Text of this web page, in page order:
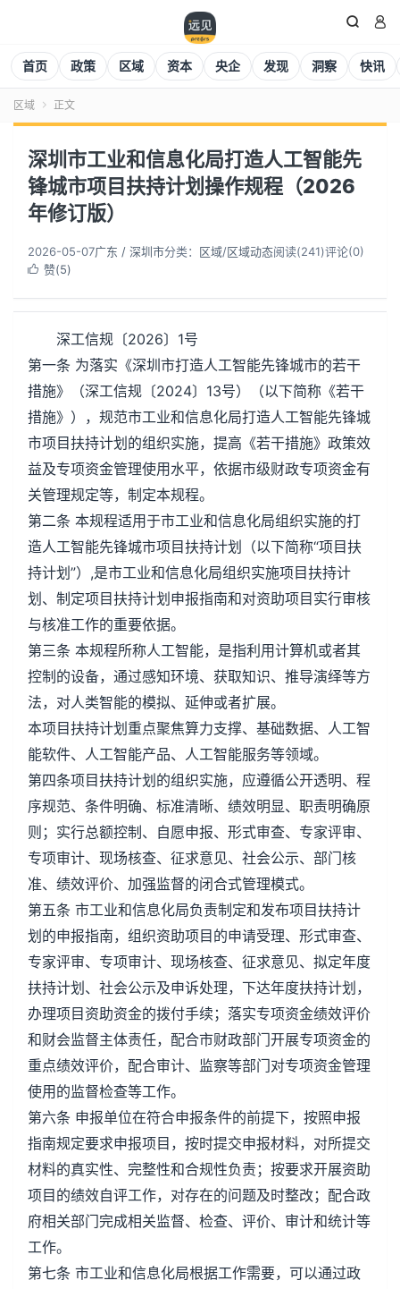
 
首页 政策 区域 资本 央企 发现 洞察 快讯
区域  正文
深圳市工业和信息化局打造人工智能先
锋城市项目扶持计划操作规程（2026
年修订版）
2026-05-07广东 / 深圳市分类： 区域/区域动态阅读(241)评论(0)
 赞(5)
深工信规〔2026〕1号
第一条 为落实《深圳市打造人工智能先锋城市的若干
措施》（深工信规〔2024〕13号）（以下简称《若干
措施》），规范市工业和信息化局打造人工智能先锋城
市项目扶持计划的组织实施，提高《若干措施》政策效
益及专项资金管理使用水平，依据市级财政专项资金有
关管理规定等，制定本规程。
第二条 本规程适用于市工业和信息化局组织实施的打
造人工智能先锋城市项目扶持计划（以下简称“项目扶
持计划”）,是市工业和信息化局组织实施项目扶持计
划、制定项目扶持计划申报指南和对资助项目实行审核
与核准工作的重要依据。
第三条 本规程所称人工智能，是指利用计算机或者其
控制的设备，通过感知环境、获取知识、推导演绎等方
法，对人类智能的模拟、延伸或者扩展。
本项目扶持计划重点聚焦算力支撑、基础数据、人工智
能软件、人工智能产品、人工智能服务等领域。
第四条项目扶持计划的组织实施，应遵循公开透明、程
序规范、条件明确、标准清晰、绩效明显、职责明确原
则；实行总额控制、自愿申报、形式审查、专家评审、
专项审计、现场核查、征求意见、社会公示、部门核
准、绩效评价、加强监督的闭合式管理模式。
第五条 市工业和信息化局负责制定和发布项目扶持计
划的申报指南，组织资助项目的申请受理、形式审查、
专家评审、专项审计、现场核查、征求意见、拟定年度
扶持计划、社会公示及申诉处理，下达年度扶持计划，
办理项目资助资金的拨付手续；落实专项资金绩效评价
和财会监督主体责任，配合市财政部门开展专项资金的
重点绩效评价，配合审计、监察等部门对专项资金管理
使用的监督检查等工作。
第六条 申报单位在符合申报条件的前提下，按照申报
指南规定要求申报项目，按时提交申报材料，对所提交
材料的真实性、完整性和合规性负责；按要求开展资助
项目的绩效自评工作，对存在的问题及时整改；配合政
府相关部门完成相关监督、检查、评价、审计和统计等
工作。
第七条 市工业和信息化局根据工作需要，可以通过政